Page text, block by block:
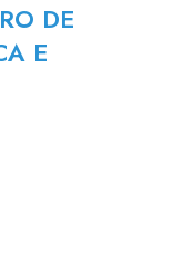
DE
E